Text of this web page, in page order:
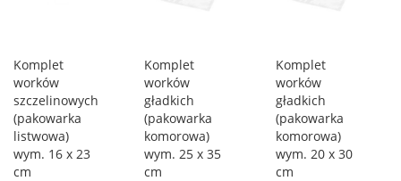
Komplet
worków
szczelinowych
(pakowarka
listwowa)
wym. 16 x 23
cm
Komplet
worków
gładkich
(pakowarka
komorowa)
wym. 25 x 35
cm
Komplet
worków
gładkich
(pakowarka
komorowa)
wym. 20 x 30
cm